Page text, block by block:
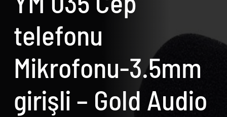
Biz Kimiz
Neler Yaptık
Neler Yapıyoruz?
İletişime Geç
telefonu
Mikrofonu-3.5mm
girişli – Gold Audio